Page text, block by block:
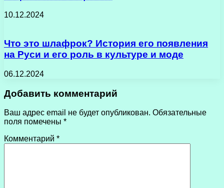
10.12.2024
Что это шлафрок? История его появления
на Руси и его роль в культуре и моде
06.12.2024
Добавить комментарий
Ваш адрес email не будет опубликован. Обязательные
поля помечены *
Комментарий *